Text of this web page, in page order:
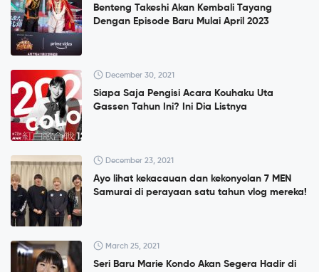
Benteng Takeshi Akan Kembali Tayang
Dengan Episode Baru Mulai April 2023
December 30, 2021
Siapa Saja Pengisi Acara Kouhaku Uta
Gassen Tahun Ini? Ini Dia Listnya
December 23, 2021
Ayo lihat kekacauan dan kekonyolan 7 MEN
Samurai di perayaan satu tahun vlog mereka!
March 25, 2021
Seri Baru Marie Kondo Akan Segera Hadir di